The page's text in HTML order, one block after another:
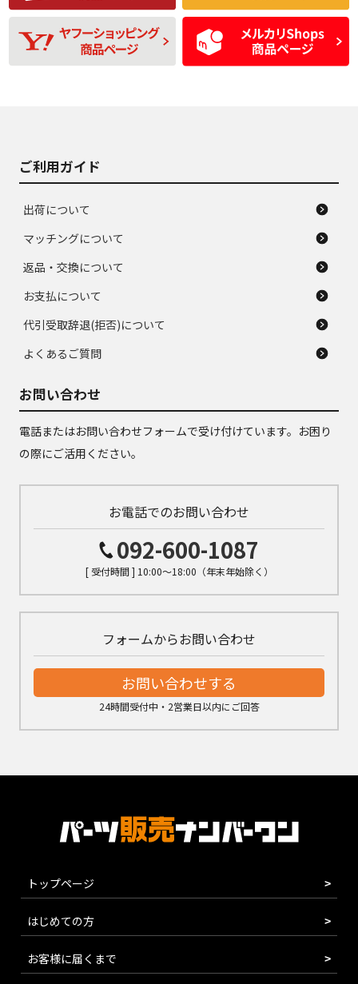
D
使用感や目立つ傷が
あり、一般的な中古
品
D
残り溝も少なく、偏
磨耗がみられ、短期
間使用できるくらい
の中古品
ご利用ガイド
出荷について
マッチングについて
返品・交換について
お支払について
代引受取辞退(拒否)について
よくあるご質問
お問い合わせ
電話またはお問い合わせフォームで受け付けています。お困り
の際にご活用ください。
お電話でのお問い合わせ
092-600-1087
[ 受付時間 ] 10:00～18:00（年末年始除く）
フォームからお問い合わせ
お問い合わせする
24時間受付中・2営業日以内にご回答
トップページ
はじめての方
お客様に届くまで